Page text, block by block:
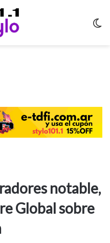
notable,
Global sobre